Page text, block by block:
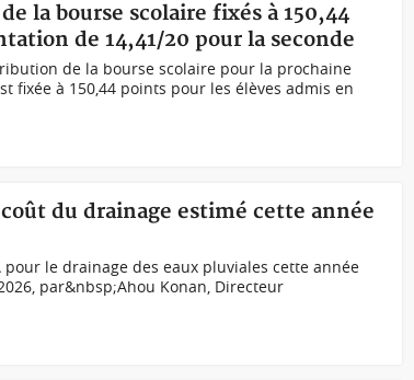
la bourse scolaire fixés à 150,44
de 14,41/20 pour la seconde
de la bourse scolaire pour la prochaine
fixée à 150,44 points pour les élèves admis en
du drainage estimé cette année
le drainage des eaux pluviales cette année
par&nbsp;Ahou Konan, Directeur